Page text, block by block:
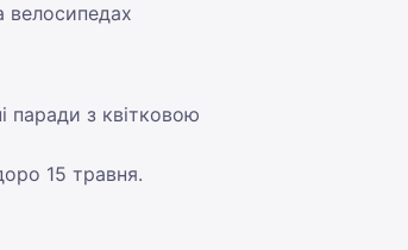
велосипедах
паради з квітковою
15 травня.